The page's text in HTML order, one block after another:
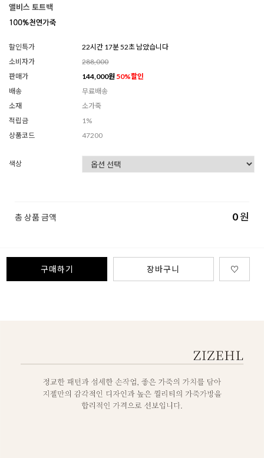
앨비스 토트백
할인특가
22시간 17분 49초 남았습니다
소비자가
288,000
판매가
144,000원 50%할인
배송
무료배송
소재
소가죽
적립금
1%
상품코드
47200
색상
총 상품 금액 0원
구매하기 장바구니 ♡